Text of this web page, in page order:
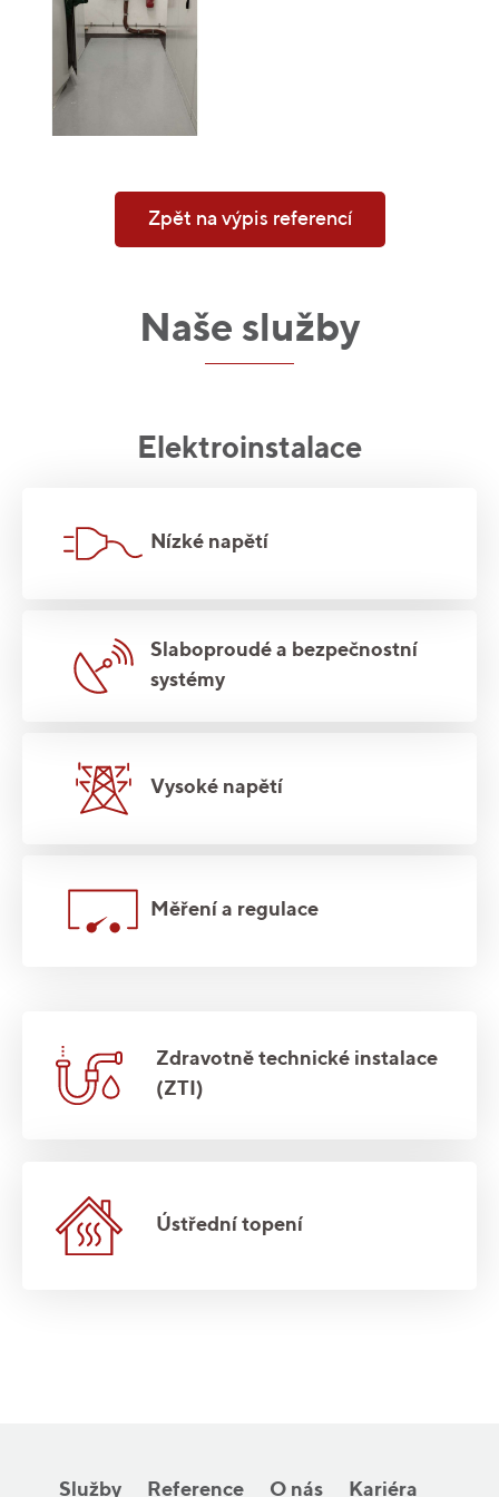
Zpět na výpis referencí
Naše služby
Elektroinstalace
Nízké napětí
Slaboproudé a bezpečnostní
systémy
Vysoké napětí
Měření a regulace
Zdravotně technické instalace
(ZTI)
Ústřední topení
Služby Reference O nás Kariéra